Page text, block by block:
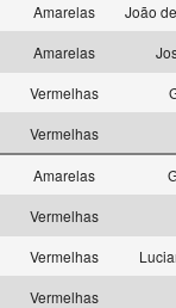
Amarelas
João
Amarelas
Vermelhas
Vermelhas
Amarelas
Vermelhas
Vermelhas
Vermelhas